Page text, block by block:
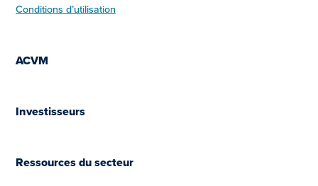
Conditions d’utilisation
ACVM
Investisseurs
Ressources du secteur